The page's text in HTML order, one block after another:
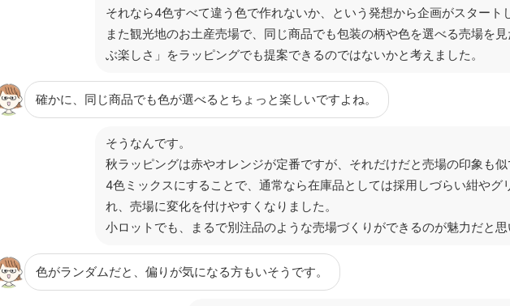
それなら4色すべて違う色で作れないか、という発想から企画がスタート
また観光地のお土産売場で、同じ商品でも包装の柄や色を選べる売場を
ぶ楽しさ」をラッピングでも提案できるのではないかと考えました。
確かに、同じ商品でも色が選べるとちょっと楽しいですよね。
そうなんです。
秋ラッピングは赤やオレンジが定番ですが、それだけだと売場の印象も似
4色ミックスにすることで、通常なら在庫品としては採用しづらい紺やグ
れ、売場に変化を付けやすくなりました。
小ロットでも、まるで別注品のような売場づくりができるのが魅力だと思
色がランダムだと、偏りが気になる方もいそうです。